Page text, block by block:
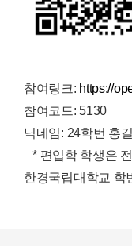
참여링크: https://
참여코드: 5130
닉네임: 24학번 홍
* 편입학 학생은
한경국립대학교 학